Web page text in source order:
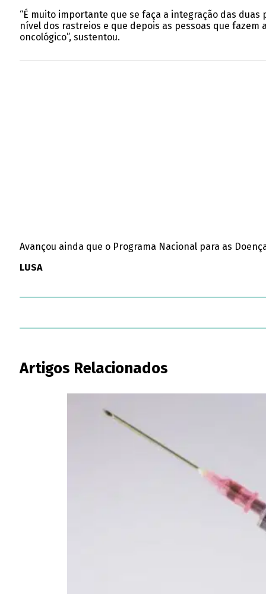
“É muito importante que se faça a integração das
nível dos rastreios e que depois as pessoas que
oncológico”, sustentou.
Avançou ainda que o Programa Nacional para as
LUSA
Artigos Relacionados